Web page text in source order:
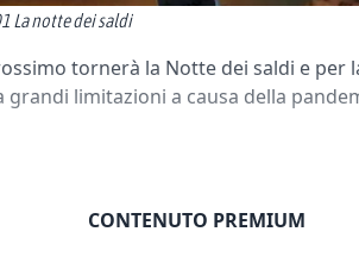
La notte dei saldi
tornerà la Notte dei saldi e per
grandi limitazioni a causa della
CONTENUTO PREMIUM